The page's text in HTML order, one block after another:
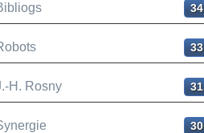
34
33
H. Rosny 31
30